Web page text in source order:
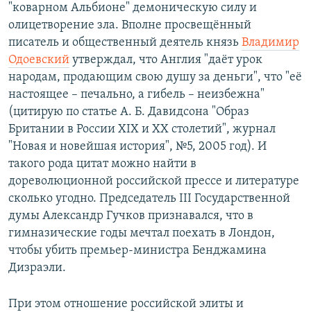
"коварном Альбионе" демоническую силу и
олицетворение зла. Вполне просвещённый
писатель и общественный деятель князь Владимир
Одоевский утверждал, что Англия "даёт урок
народам, продающим свою душу за деньги", что "её
настоящее – печально, а гибель – неизбежна"
(цитирую по статье А. Б. Давидсона "Образ
Британии в России XIX и XX столетий", журнал
"Новая и новейшая история", №5, 2005 год). И
такого рода цитат можно найти в
дореволюционной российской прессе и литературе
сколько угодно. Председатель III Государственной
думы Александр Гучков признавался, что в
гимназические годы мечтал поехать в Лондон,
чтобы убить премьер-министра Бенджамина
Дизраэли.
При этом отношение российской элиты и